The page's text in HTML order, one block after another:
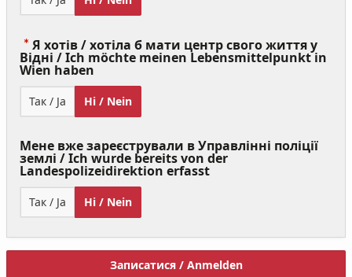
Я хотів / хотіла б мати центр свого життя у
Відні / Ich möchte meinen Lebensmittelpunkt in
Wien haben
Required)
Так / Ja Ні / Nein
Мене вже зареєстрували в Управлінні поліції
землі / Ich wurde bereits von der
Landespolizeidirektion erfasst
Так / Ja Ні / Nein
Записатися / Anmelden